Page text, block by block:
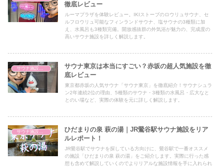
徹底レビュー
ルーマプラザを体験レビュー。IKIストーブのロウリュサウナ、セ
ルフロウリュ可能なフィンランドサウナ、塩サウナの3種類に加
え、水風呂も3種類完備。開放感抜群の外気浴が魅力の、完成度の
高いサウナ施設を詳しく解説します。
サウナ施設情報
サウナ東京は本当にすごい？赤坂の超人気施設を徹
底レビュー
東京都赤坂の人気サウナ「サウナ東京」を徹底紹介！サウナシュラ
ン2年連続2位の理由、5種類のサウナ・3種類の水風呂・広大なと
とのい場など、実際の体験を元に詳しく解説します。
サウナ施設情報
ひだまりの泉 萩の湯｜JR鶯谷駅サウナ施設をリア
ルレポート！
JR鶯谷駅でサウナを探している方向けに、鶯谷駅で一番オススメ
の施設「ひだまりの泉 萩の湯」をご紹介します。実際に行った感
想も含めて解説していくのでよりリアルな施設情報を手に入れられ